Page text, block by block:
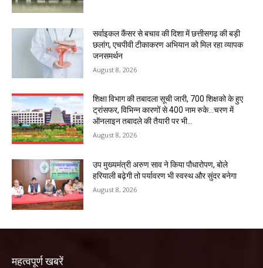
सर्वाइकल कैंसर से बचाव की दिशा में छत्तीसगढ़ की बड़ी
छलांग, एचपीवी टीकाकरण अभियान को मिल रहा व्यापक
जनसमर्थन
August 8, 2026
शिक्षा विभाग की तबादला सूची जारी, 700 शिक्षको के हुए
ट्रांसफर, विभिन्न कारणों से 400 नाम रुके…चरण में
ऑनलाइन तबादले की तैयारी पर भी...
August 8, 2026
उप मुख्यमंत्री अरुण साव ने किया पौधारोपण, बोले
हरियाली बढ़ेगी तो पर्यावरण भी स्वस्थ और सुंदर बनेगा
August 8, 2026
महत्वपूर्ण खबरें